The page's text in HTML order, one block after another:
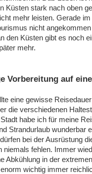
Küsten stark nach oben
mehr leisten. Gerade
nicht
den Küsten gibt es noch
mehr.
Vorbereitung auf
eine gewisse
die verschiedenen
habe ich für meine
Strandurlaub
bei der Ausrüstung
niemals fehlen. Immer
Abkühlung in der
wichtig immer